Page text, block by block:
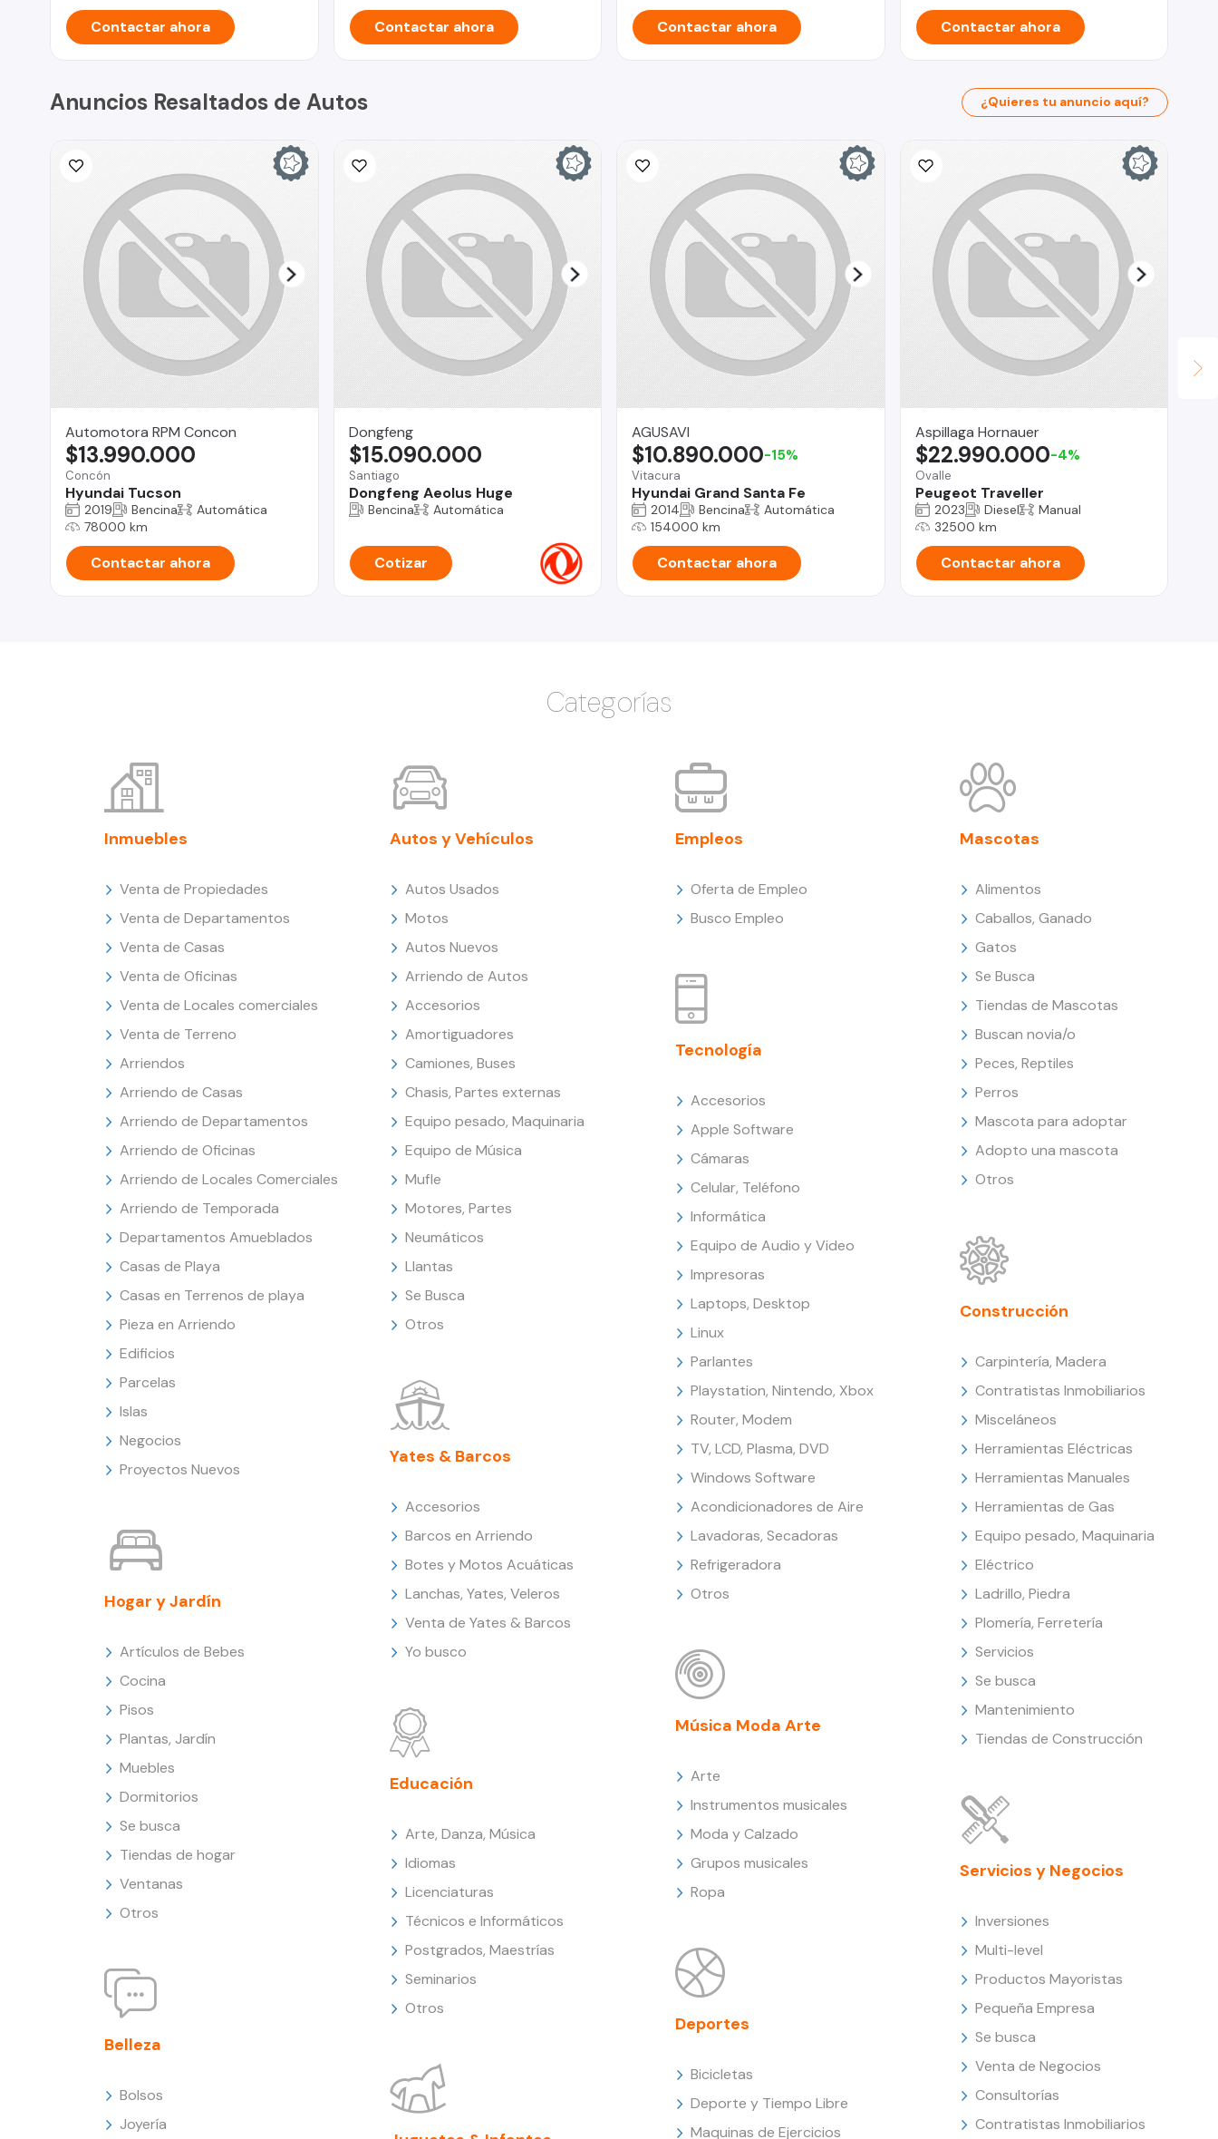
Contactar ahora Contactar ahora Contactar ahora Contactar ahora
Anuncios Resaltados de Autos ¿Quieres tu anuncio aquí?
Automotora RPM Concon
Concón
Hyundai Tucson
$13.990.000
2019 Bencina
Automática
78000 km
Contactar ahora
Dongfeng
Santiago
Dongfeng Aeolus Huge
$15.090.000
Bencina Automática
Cotizar
AGUSAVI
Vitacura
Hyundai Grand Santa Fe
$10.890.000-15%
2014 Bencina
Automática
154000 km
Contactar ahora
Aspillaga Hornauer
Ovalle
Peugeot Traveller
$22.990.000-4%
2023 Diesel
Manual
32500 km
Contactar ahora
Categorías
Inmuebles
Venta de Propiedades
Venta de Departamentos
Venta de Casas
Venta de Oficinas
Venta de Locales comerciales
Venta de Terreno
Arriendos
Arriendo de Casas
Arriendo de Departamentos
Arriendo de Oficinas
Arriendo de Locales Comerciales
Arriendo de Temporada
Departamentos Amueblados
Casas de Playa
Casas en Terrenos de playa
Pieza en Arriendo
Edificios
Parcelas
Islas
Negocios
Proyectos Nuevos
Hogar y Jardín
Artículos de Bebes
Cocina
Pisos
Plantas, Jardín
Muebles
Dormitorios
Se busca
Tiendas de hogar
Ventanas
Otros
Belleza
Bolsos
Joyería
Autos y Vehículos
Autos Usados
Motos
Autos Nuevos
Arriendo de Autos
Accesorios
Amortiguadores
Camiones, Buses
Chasis, Partes externas
Equipo pesado, Maquinaria
Equipo de Música
Mufle
Motores, Partes
Neumáticos
Llantas
Se Busca
Otros
Yates & Barcos
Accesorios
Barcos en Arriendo
Botes y Motos Acuáticas
Lanchas, Yates, Veleros
Venta de Yates & Barcos
Yo busco
Educación
Arte, Danza, Música
Idiomas
Licenciaturas
Técnicos e Informáticos
Postgrados, Maestrías
Seminarios
Otros
Empleos
Oferta de Empleo
Busco Empleo
Tecnología
Accesorios
Apple Software
Cámaras
Celular, Teléfono
Informática
Equipo de Audio y Video
Impresoras
Laptops, Desktop
Linux
Parlantes
Playstation, Nintendo, Xbox
Router, Modem
TV, LCD, Plasma, DVD
Windows Software
Acondicionadores de Aire
Lavadoras, Secadoras
Refrigeradora
Otros
Música Moda Arte
Arte
Instrumentos musicales
Moda y Calzado
Grupos musicales
Ropa
Deportes
Bicicletas
Deporte y Tiempo Libre
Maquinas de Ejercicios
Mascotas
Alimentos
Caballos, Ganado
Gatos
Se Busca
Tiendas de Mascotas
Buscan novia/o
Peces, Reptiles
Perros
Mascota para adoptar
Adopto una mascota
Otros
Construcción
Carpintería, Madera
Contratistas Inmobiliarios
Misceláneos
Herramientas Eléctricas
Herramientas Manuales
Herramientas de Gas
Equipo pesado, Maquinaria
Eléctrico
Ladrillo, Piedra
Plomería, Ferretería
Servicios
Se busca
Mantenimiento
Tiendas de Construcción
Servicios y Negocios
Inversiones
Multi-level
Productos Mayoristas
Pequeña Empresa
Se busca
Venta de Negocios
Consultorías
Contratistas Inmobiliarios